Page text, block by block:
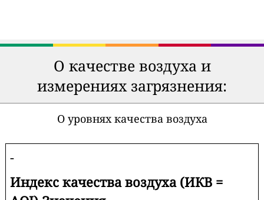
О качестве воздуха и
измерениях загрязнения:
О уровнях качества воздуха
-
Индекс качества воздуха (ИКВ =